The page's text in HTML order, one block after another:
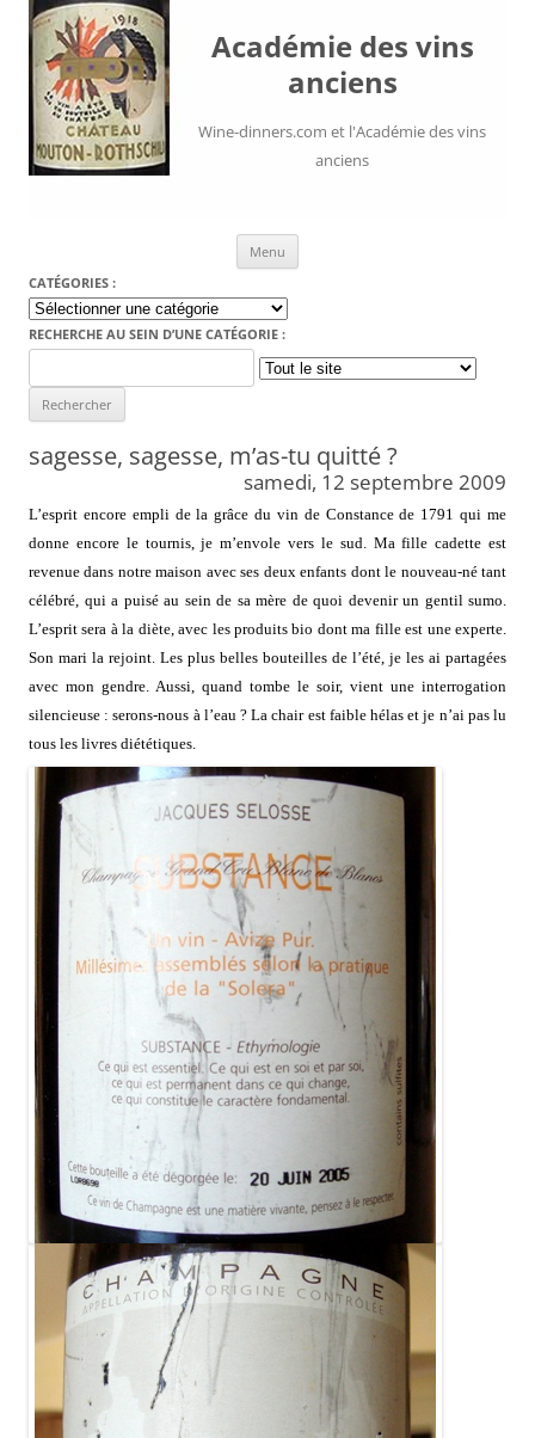
Académie des vins
anciens
Wine-dinners.com et l'Académie des vins
anciens
Menu
CATÉGORIES :
Catégories
:
RECHERCHE AU SEIN D’UNE CATÉGORIE :
for:
sagesse, sagesse, m’as-tu quitté ?
samedi, 12 septembre 2009
L’esprit encore empli de la grâce du vin de Constance de 1791 qui me
donne encore le tournis, je m’envole vers le sud. Ma fille cadette est
revenue dans notre maison avec ses deux enfants dont le nouveau-né tant
célébré, qui a puisé au sein de sa mère de quoi devenir un gentil sumo.
L’esprit sera à la diète, avec les produits bio dont ma fille est une experte.
Son mari la rejoint. Les plus belles bouteilles de l’été, je les ai partagées
avec mon gendre. Aussi, quand tombe le soir, vient une interrogation
silencieuse : serons-nous à l’eau ? La chair est faible hélas et je n’ai pas lu
tous les livres diététiques.